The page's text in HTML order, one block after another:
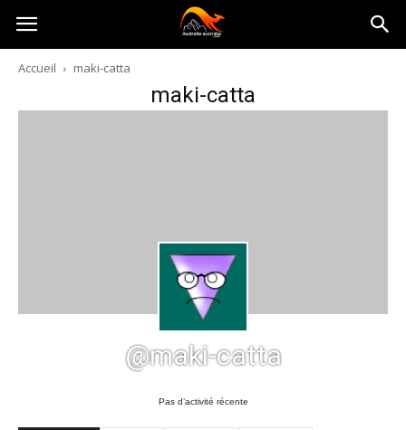
Australia-
australie.com
Accueil maki-catta
maki-catta
@maki-catta
Pas d’activité récente